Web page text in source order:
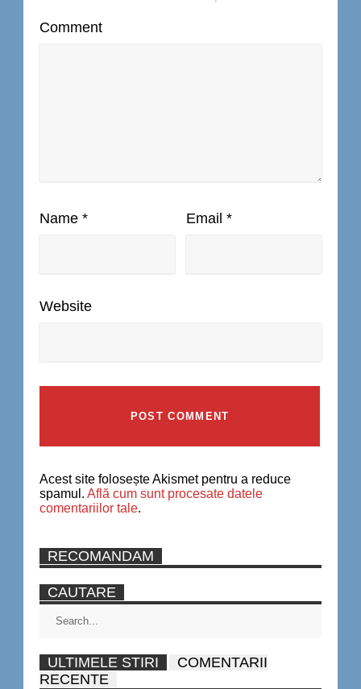
Comment
Name * Email *
Website
Acest site folosește Akismet pentru a reduce
spamul. Află cum sunt procesate datele
comentariilor tale.
RECOMANDAM
CAUTARE
ULTIMELE STIRI
COMENTARII
RECENTE